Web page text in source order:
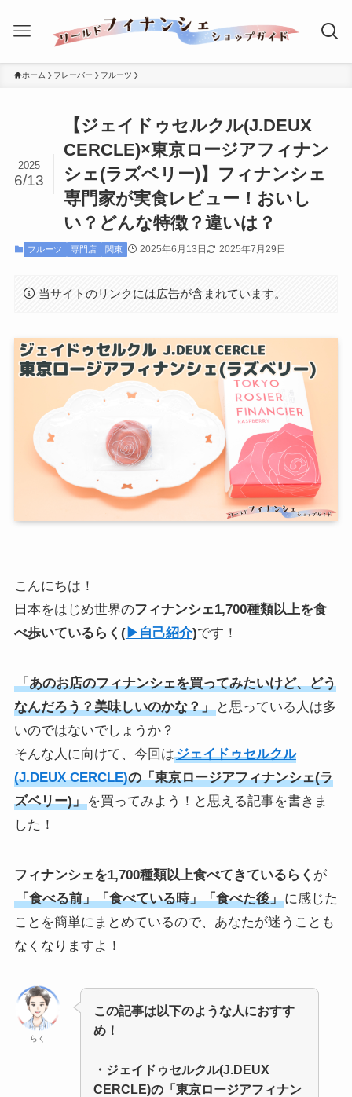
ホーム フレーバー フルーツ
【ジェイドゥセルクル(J.DEUX
CERCLE)×東京ロージアフィナン
シェ(ラズベリー)】フィナンシェ
専門家が実食レビュー！おいし
い？どんな特徴？違いは？
2025
6/13
フルーツ 専門店 関東 2025年6月13日 2025年7月29日
当サイトのリンクには広告が含まれています。
こんにちは！
日本をはじめ世界のフィナンシェ1,700種類以上を食
べ歩いている らく (▶︎自己紹介)です！
「あのお店のフィナンシェを買ってみたいけど、どう
なんだろう？美味しいのかな？」と思っている人は多
いのではないでしょうか？
そんな人に向けて、今回はジェイドゥセルクル
(J.DEUX CERCLE)の「東京ロージアフィナンシェ(ラ
ズベリー)」を買ってみよう！と思える記事を書きま
した！
フィナンシェを1,700種類以上食べてきているらく が
「食べる前」「食べている時」「食べた後」に感じた
ことを簡単にまとめているので、あなたが迷うことも
なくなりますよ！
らく
この記事は以下のような人におすす
め！
・ジェイドゥセルクル(J.DEUX
CERCLE)の「東京ロージアフィナン